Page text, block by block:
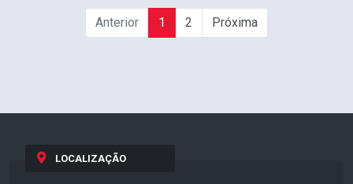
Anterior 1 2 Próxima
LOCALIZAÇÃO